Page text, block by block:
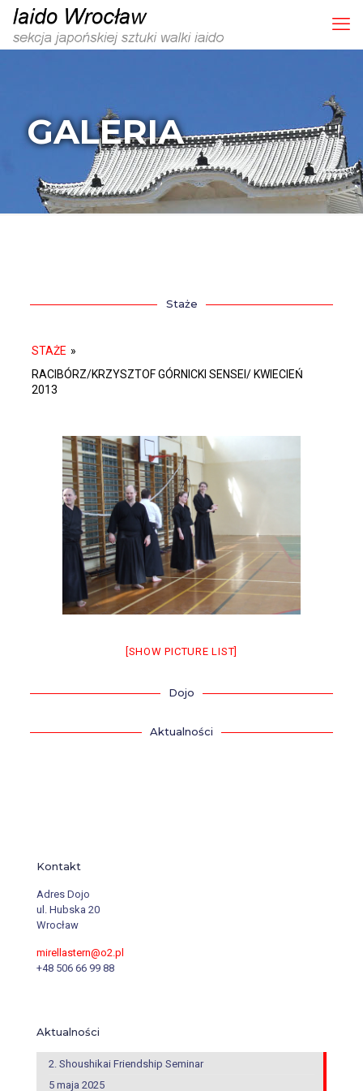
GALERIA
Staże
STAŻE »
RACIBÓRZ/KRZYSZTOF GÓRNICKI SENSEI/ KWIECIEŃ
2013
[SHOW PICTURE LIST]
Dojo
Aktualności
Kontakt
Adres Dojo
ul. Hubska 20
Wrocław
mirellastern@o2.pl
+48 506 66 99 88
Aktualności
2. Shoushikai Friendship Seminar
5 maja 2025